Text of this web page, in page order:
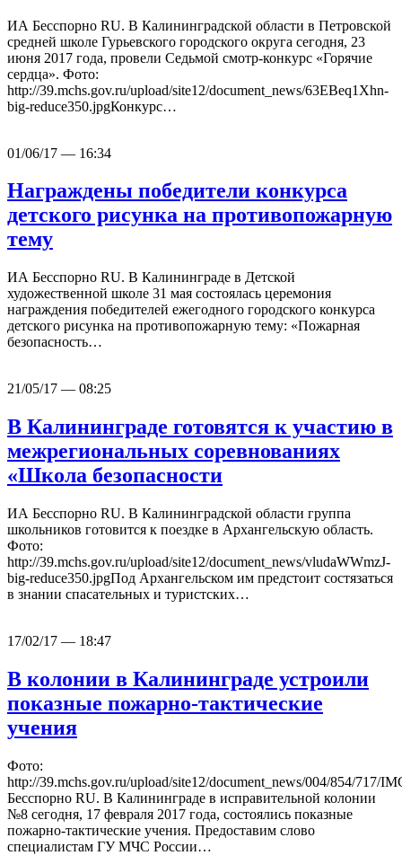
ИА Бесспорно RU. В Калининградской области в Петровской
средней школе Гурьевского городского округа сегодня, 23
июня 2017 года, провели Седьмой смотр-конкурс «Горячие
сердца». Фото:
http://39.mchs.gov.ru/upload/site12/document_news/63EBeq1Xhn-
big-reduce350.jpgКонкурс…
01/06/17 — 16:34
Награждены победители конкурса
детского рисунка на противопожарную
тему
ИА Бесспорно RU. В Калининграде в Детской
художественной школе 31 мая состоялась церемония
награждения победителей ежегодного городского конкурса
детского рисунка на противопожарную тему: «Пожарная
безопасность…
21/05/17 — 08:25
В Калининграде готовятся к участию в
межрегиональных соревнованиях
«Школа безопасности
ИА Бесспорно RU. В Калининградской области группа
школьников готовится к поездке в Архангельскую область.
Фото:
http://39.mchs.gov.ru/upload/site12/document_news/vludaWWmzJ-
big-reduce350.jpgПод Архангельском им предстоит состязаться
в знании спасательных и туристских…
17/02/17 — 18:47
В колонии в Калининграде устроили
показные пожарно-тактические
учения
Фото:
http://39.mchs.gov.ru/upload/site12/document_news/004/854/717/
Бесспорно RU. В Калининграде в исправительной колонии
№8 сегодня, 17 февраля 2017 года, состоялись показные
пожарно-тактические учения. Предоставим слово
специалистам ГУ МЧС России…